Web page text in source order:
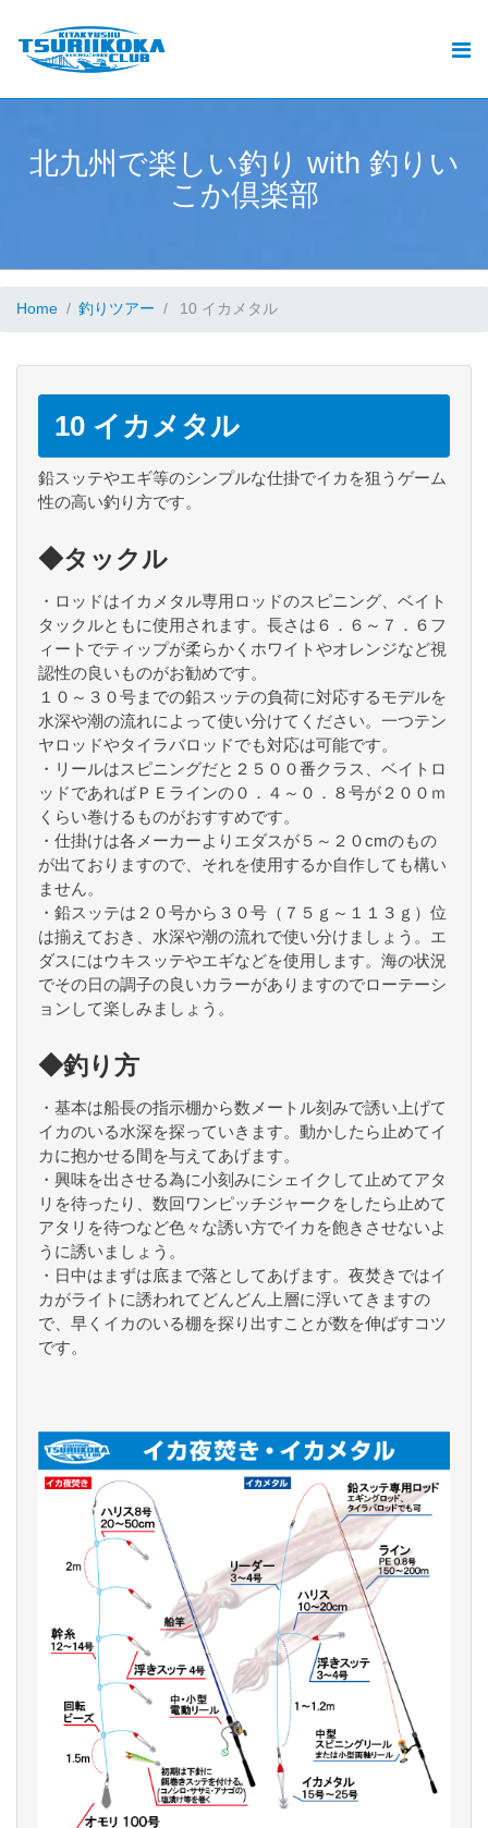
.
北九州 で楽 し い釣 り with 釣 り い
こ か倶楽部
Home 釣りツアー 10 イカメタル
10 イカメタル
鉛スッテやエギ等のシンプルな仕掛でイカを狙うゲーム
性の高い釣り方です。
◆タックル
・ロッドはイカメタル専用ロッドのスピニング、ベイト
タックルともに使用されます。長さは６．６～７．６フ
ィートでティップが柔らかくホワイトやオレンジなど視
認性の良いものがお勧めです。
１０～３０号までの鉛スッテの負荷に対応するモデルを
水深や潮の流れによって使い分けてください。一つテン
ヤロッドやタイラバロッドでも対応は可能です。
・リールはスピニングだと２５００番クラス、ベイトロ
ッドであればＰＥラインの０．４～０．８号が２００ｍ
くらい巻けるものがおすすめです。
・仕掛けは各メーカーよりエダスが５～２０cmのもの
が出ておりますので、それを使用するか自作しても構い
ません。
・鉛スッテは２０号から３０号（７５ｇ～１１３ｇ）位
は揃えておき、水深や潮の流れで使い分けましょう。エ
ダスにはウキスッテやエギなどを使用します。海の状況
でその日の調子の良いカラーがありますのでローテーシ
ョンして楽しみましょう。
◆釣り方
・基本は船長の指示棚から数メートル刻みで誘い上げて
イカのいる水深を探っていきます。動かしたら止めてイ
カに抱かせる間を与えてあげます。
・興味を出させる為に小刻みにシェイクして止めてアタ
リを待ったり、数回ワンピッチジャークをしたら止めて
アタリを待つなど色々な誘い方でイカを飽きさせないよ
うに誘いましょう。
・日中はまずは底まで落としてあげます。夜焚きではイ
カがライトに誘われてどんどん上層に浮いてきますの
で、早くイカのいる棚を探り出すことが数を伸ばすコツ
です。
釣果
ブログ
加盟遊漁船情報
お問い合せ